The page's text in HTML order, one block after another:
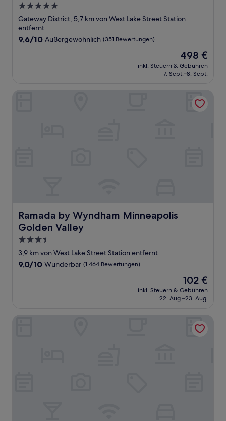
5.0-
Sterne-
Unterkunft
Gateway District, 5,7 km von West Lake Street Station
entfernt
9.6
9,6/10 Außergewöhnlich (351 Bewertungen)
Der
Preis
beträgt
498 €
inkl. Steuern & Gebühren
7. Sept.–8. Sept.
Ramada by Wyndham Minneapolis
Golden Valley
Ramada by Wyndham Minneapolis Golden Valley
3.5-
Sterne-
Unterkunft
3,9 km von West Lake Street Station entfernt
9.0
9,0/10 Wunderbar (1.464 Bewertungen)
Der
Preis
beträgt
102 €
inkl. Steuern & Gebühren
22. Aug.–23. Aug.